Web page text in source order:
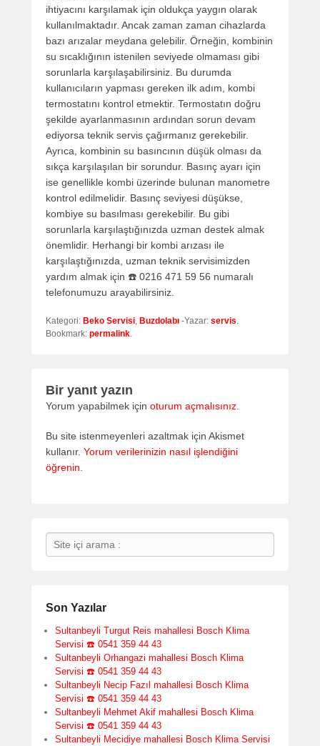
ihtiyacını karşılamak için oldukça yaygın olarak
kullanılmaktadır. Ancak zaman zaman cihazlarda
bazı arızalar meydana gelebilir. Örneğin, kombinin
su sıcaklığının istenilen seviyede olmaması gibi
sorunlarla karşılaşabilirsiniz. Bu durumda
kullanıcıların yapması gereken ilk adım, kombi
termostatını kontrol etmektir. Termostatın doğru
şekilde ayarlanmasının ardından sorun devam
ediyorsa teknik servis çağırmanız gerekebilir.
Ayrıca, kombinin su basıncının düşük olması da
sıkça karşılaşılan bir sorundur. Basınç ayarı için
ise genellikle kombi üzerinde bulunan manometre
kontrol edilmelidir. Basınç seviyesi düşükse,
kombiye su basılması gerekebilir. Bu gibi
sorunlarla karşılaştığınızda uzman destek almak
önemlidir. Herhangi bir kombi arızası ile
karşılaştığınızda, uzman teknik servisimizden
yardım almak için ☎️ 0216 471 59 56 numaralı
telefonumuzu arayabilirsiniz.
Kategori: Beko Servisi Buzdolabı -Yazar: servis
Bookmark: permalink
Bir yanıt yazın
Yorum yapabilmek için oturum açmalısınız
Bu site istenmeyenleri azaltmak için Akismet
kullanır. Yorum verilerinizin nasıl işlendiğini
öğrenin.
Search
Son Yazılar
Sultanbeyli Turgut Reis mahallesi Bosch Klima
Servisi ☎️ 0541 359 44 43
Sultanbeyli Orhangazi mahallesi Bosch Klima
Servisi ☎️ 0541 359 44 43
Sultanbeyli Necip Fazıl mahallesi Bosch Klima
Servisi ☎️ 0541 359 44 43
Sultanbeyli Mehmet Akif mahallesi Bosch Klima
Servisi ☎️ 0541 359 44 43
Sultanbeyli Mecidiye mahallesi Bosch Klima Servisi